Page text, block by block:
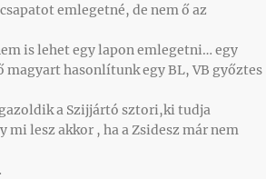
emlegetné, de nem ő az
is lehet egy lapon emlegetni… egy
magyart hasonlítunk egy BL, VB győztes
a Szijjártó sztori,ki tudja
mi lesz akkor , ha a Zsidesz már nem